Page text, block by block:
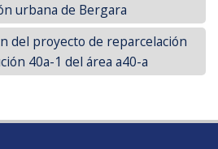
urbana de Bergara
del proyecto de reparcelación
40a-1 del área a40-a